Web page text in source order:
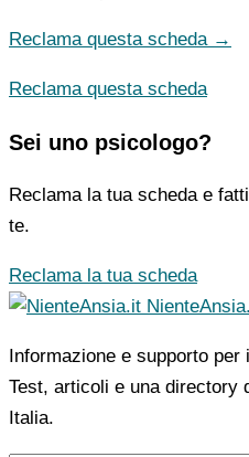
Reclama questa scheda →
Reclama questa scheda
Sei uno psicologo?
Reclama la tua scheda e
te.
Reclama la tua scheda
Informazione e supporto
Test, articoli e una directory
Italia.